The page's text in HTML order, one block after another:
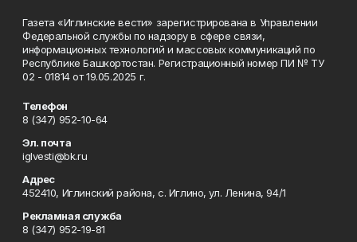
Газета «Иглинские вести» зарегистрирована в Управлении
Федеральной службы по надзору в сфере связи,
информационных технологий и массовых коммуникаций по
Республике Башкортостан. Регистрационный номер ПИ № ТУ
02 - 01814 от 19.05.2025 г.
Телефон
8 (347) 952-10-64
Эл. почта
iglvesti@bk.ru
Адрес
452410, Иглинский района, с. Иглино, ул. Ленина, 94/1
Рекламная служба
8 (347) 952-19-81